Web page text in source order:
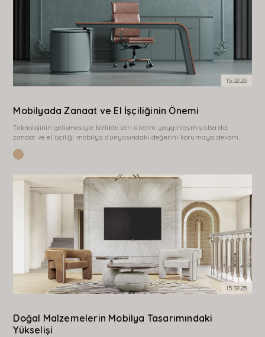
15.02.26
Mobilyada Zanaat ve El İşçiliğinin Önemi
Teknolojinin gelişmesiyle birlikte seri üretim yaygınlaşmış olsa da,
zanaat ve el işçiliği mobilya dünyasındaki değerini korumaya devam
ile üretilen bir mobilya, yalnızca bir ürün değil; aynı zamanda emeğin ve
15.02.26
Doğal Malzemelerin Mobilya Tasarımındaki
Yükselişi